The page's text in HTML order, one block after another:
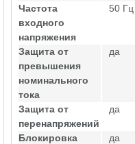
Частота
входного
напряжения
50 Гц
Защита от
превышения
номинального
тока
да
Защита от
перенапряжений
да
Блокировка
да